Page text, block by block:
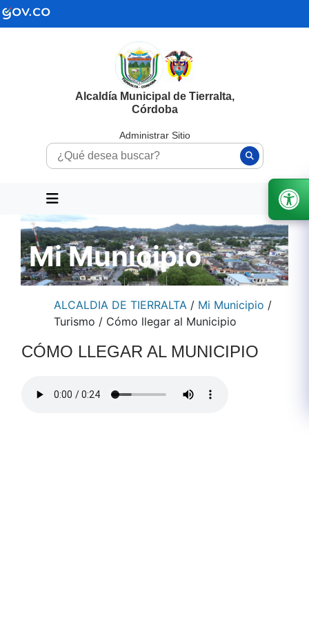
Alcaldía Municipal de Tierralta,
Córdoba
Administrar Sitio
Mi Municipio
ALCALDIA DE TIERRALTA / Mi Municipio /
Turismo / Cómo llegar al Municipio
CÓMO LLEGAR AL MUNICIPIO